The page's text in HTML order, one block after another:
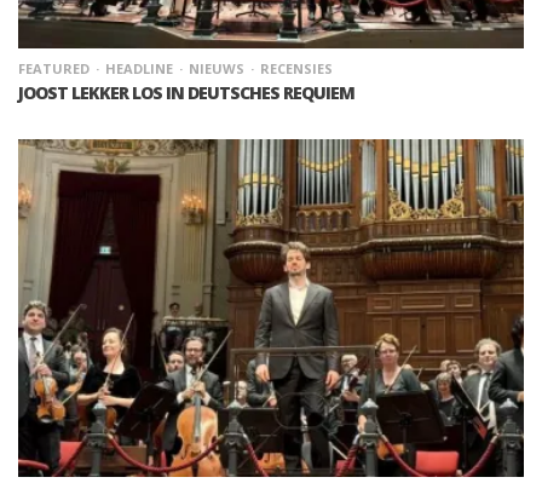
FEATURED HEADLINE NIEUWS RECENSIES
JOOST LEKKER LOS IN DEUTSCHES REQUIEM